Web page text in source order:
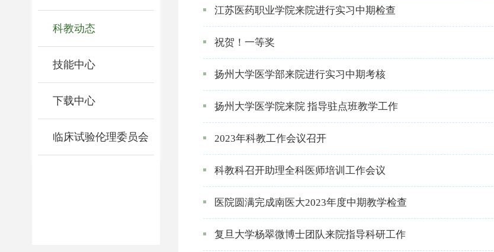
科教动态
技能中心
下载中心
临床试验伦理委员会
江苏医药职业学院来院进行实习中期检查
祝贺！一等奖
扬州大学医学部来院进行实习中期考核
扬州大学医学院来院 指导驻点班教学工作
2023年科教工作会议召开
科教科召开助理全科医师培训工作会议
医院圆满完成南医大2023年度中期教学检查
复旦大学杨翠微博士团队来院指导科研工作